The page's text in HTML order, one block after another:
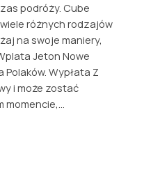
podróży. Cube
różnych rodzajów
na swoje maniery,
Jeton Nowe
Wypłata Z
i może zostać
momencie,…